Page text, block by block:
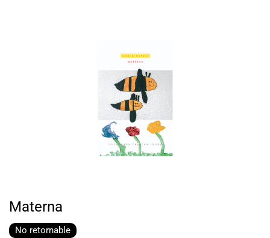
Materna
No retornable